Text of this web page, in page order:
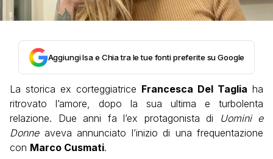
Aggiungi Isa e Chia tra le tue fonti preferite su Google
La storica ex corteggiatrice Francesca Del Taglia ha
ritrovato l’amore, dopo la sua ultima e turbolenta
relazione. Due anni fa l’ex protagonista di
Uomini e
Donne aveva annunciato l’inizio di una frequentazione
con Marco Cusmati.